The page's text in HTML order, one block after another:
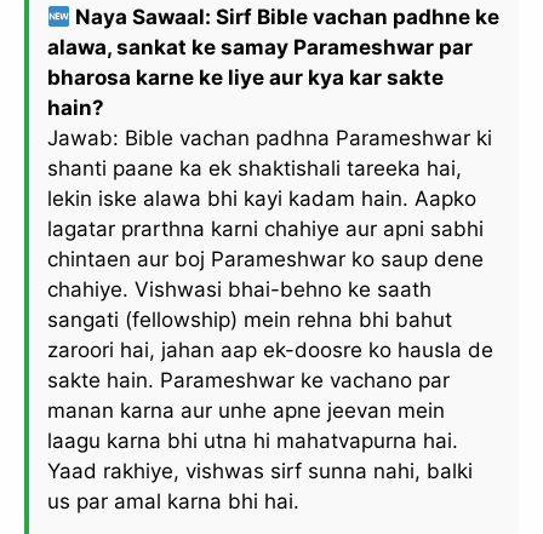
Naya Sawaal: Sirf Bible vachan padhne ke
alawa, sankat ke samay Parameshwar par
bharosa karne ke liye aur kya kar sakte
hain?
Jawab: Bible vachan padhna Parameshwar ki
shanti paane ka ek shaktishali tareeka hai,
lekin iske alawa bhi kayi kadam hain. Aapko
lagatar prarthna karni chahiye aur apni sabhi
chintaen aur boj Parameshwar ko saup dene
chahiye. Vishwasi bhai-behno ke saath
sangati (fellowship) mein rehna bhi bahut
zaroori hai, jahan aap ek-doosre ko hausla de
sakte hain. Parameshwar ke vachano par
manan karna aur unhe apne jeevan mein
laagu karna bhi utna hi mahatvapurna hai.
Yaad rakhiye, vishwas sirf sunna nahi, balki
us par amal karna bhi hai.